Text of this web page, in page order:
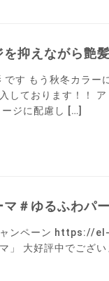
抑えながら艶
す もう秋冬カラー
しております！！
ジに配慮し […]
マ＃ゆるふわパ
ャンペーン
」 大好評中でござ